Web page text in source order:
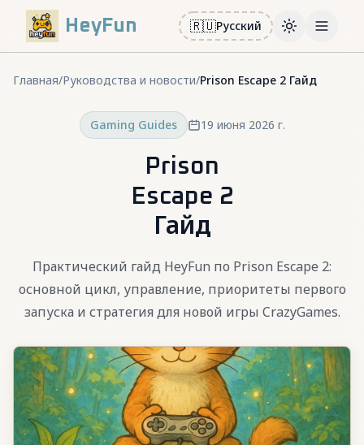
HeyFun 🇷🇺Русский ToggleOpen
Главная/Руководства и новости/Prison Escape 2 Гайд
Gaming Guides 19 июня 2026 г.
Prison
Escape 2
Гайд
Практический гайд HeyFun по Prison Escape 2:
основной цикл, управление, приоритеты первого
запуска и стратегия для новой игры CrazyGames.